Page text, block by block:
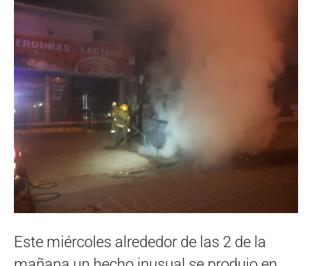
Este miércoles alrededor de las 2 de la